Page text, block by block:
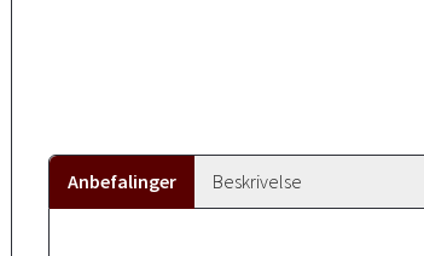
Anbefalinger Beskrivelse